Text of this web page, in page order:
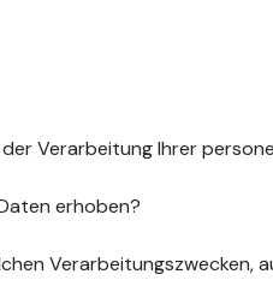
Verarbeitung Ihrer
erhoben?
Verarbeitungszwecken,